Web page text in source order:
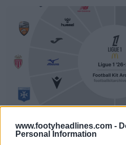
www.footyheadlines.com -
Personal Information
Battaglia tra i produttori di
27: Adidas è chiaramente